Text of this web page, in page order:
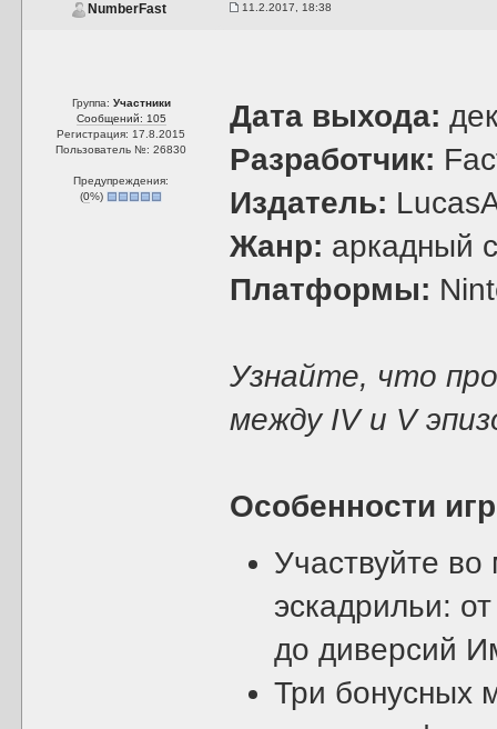
NumberFast 11.2.2017, 18:38
Группа: Участники
Сообщений: 105
Регистрация: 17.8.2015
Пользователь №: 26830
Предупреждения:
(0%)
Дата выхода:
Разработчик:
Издатель:
Жанр: аркадный
Платформы:
Узнайте, что
между IV и V
Особенности
Участвуйте
эскадрильи:
до диверсий
Три бонусных